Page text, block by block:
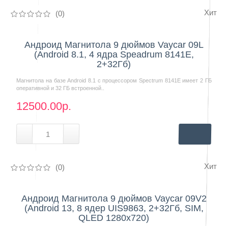
(0) Хит
Андроид Магнитола 9 дюймов Vaycar 09L
(Android 8.1, 4 ядра Speadrum 8141E,
2+32Гб)
Магнитола на базе Android 8.1 с процессором Spectrum 8141E имеет 2 ГБ
оперативной и 32 ГБ встроенной..
12500.00р.
(0) Хит
Андроид Магнитола 9 дюймов Vaycar 09V2
(Android 13, 8 ядер UIS9863, 2+32Гб, SIM,
QLED 1280x720)